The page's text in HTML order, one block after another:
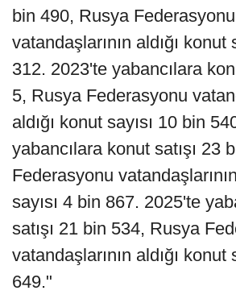
bin 490, Rusya Federasyonu
vatandaşlarının aldığı konut
312. 2023'te yabancılara
5, Rusya Federasyonu
aldığı konut sayısı 10 bin
yabancılara konut satışı 23
Federasyonu
sayısı 4 bin 867. 2025'te
satışı 21 bin 534, Rusya
vatandaşlarının aldığı konut
649."